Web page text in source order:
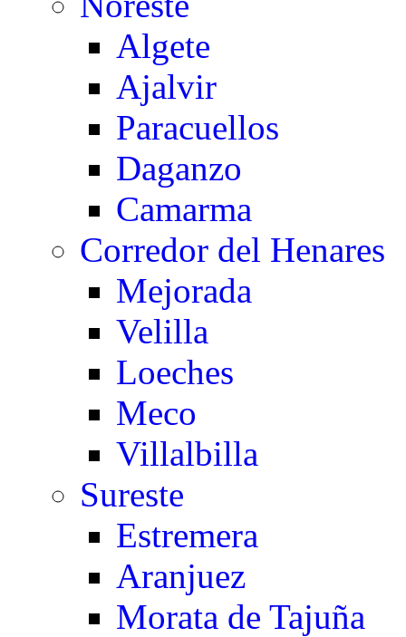
Algete
Ajalvir
Paracuellos
Daganzo
Camarma
Corredor del Henares
Mejorada
Velilla
Loeches
Meco
Villalbilla
Sureste
Estremera
Aranjuez
Morata de Tajuña